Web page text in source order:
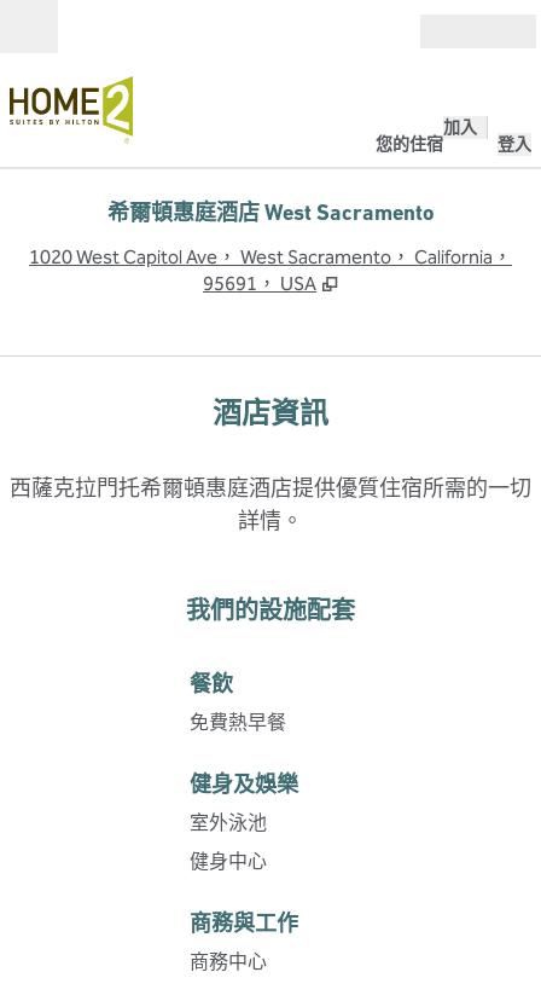
您的住宿
加入
登入
希爾頓惠庭酒店 West Sacramento
1020 West Capitol Ave， West Sacramento， California，
95691， USA
酒店資訊
西薩克拉門托希爾頓惠庭酒店提供優質住宿所需的一切
詳情。
我們的設施配套
餐飲
免費熱早餐
健身及娛樂
室外泳池
健身中心
商務與工作
商務中心